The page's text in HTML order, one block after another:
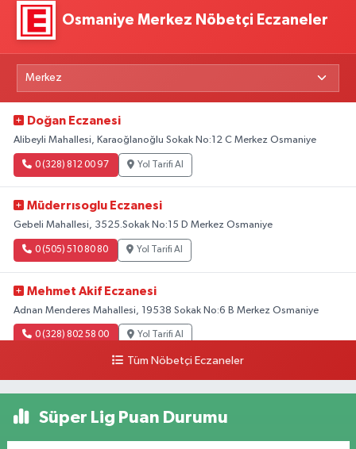
Osmaniye Merkez Nöbetçi Eczaneler
Doğan Eczanesi
Alibeyli Mahallesi, Karaoğlanoğlu Sokak No:12 C Merkez Osmaniye
0 (328) 812 00 97 Yol Tarifi Al
Müderrısoglu Eczanesi
Gebeli Mahallesi, 3525.Sokak No:15 D Merkez Osmaniye
0 (505) 510 80 80 Yol Tarifi Al
Mehmet Akif Eczanesi
Adnan Menderes Mahallesi, 19538 Sokak No:6 B Merkez Osmaniye
0 (328) 802 58 00 Yol Tarifi Al
Tüm Nöbetçi Eczaneler
Süper Lig Puan Durumu